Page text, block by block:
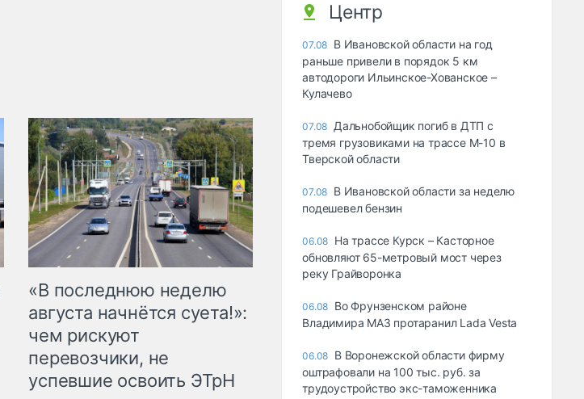
«В последнюю неделю
августа начнётся суета!»:
чем рискуют
перевозчики, не
успевшие освоить ЭТрН
Центр
07.08 В Ивановской области на год
раньше привели в порядок 5 км
автодороги Ильинское-Хованское –
Кулачево
07.08 Дальнобойщик погиб в ДТП с
тремя грузовиками на трассе М-10 в
Тверской области
07.08 В Ивановской области за неделю
подешевел бензин
06.08 На трассе Курск – Касторное
обновляют 65-метровый мост через
реку Грайворонка
06.08 Во Фрунзенском районе
Владимира МАЗ протаранил Lada Vesta
06.08 В Воронежской области фирму
оштрафовали на 100 тыс. руб. за
трудоустройство экс-таможенника